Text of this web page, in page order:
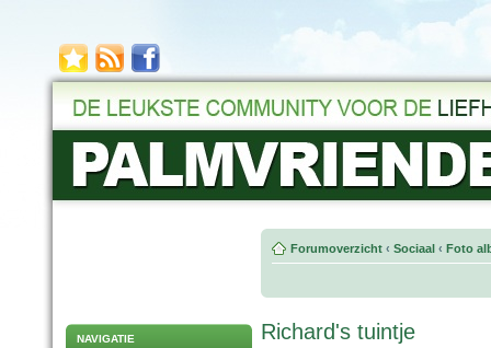
NAVIGATIE
Forumoverzicht ‹ Sociaal ‹ Foto
Richard's tuintje